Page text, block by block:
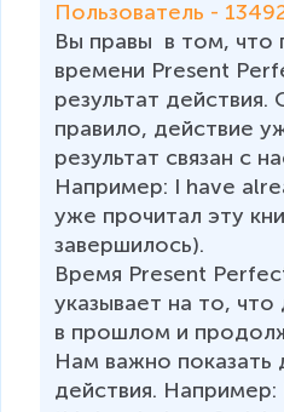
Пользователь -
Вы правы  в том, что
времени Present
результат действия.
правило, действие
результат связан с
Например: I have
уже прочитал эту
завершилось).
Время Present
указывает на то, что
в прошлом и
Нам важно показать
действия.